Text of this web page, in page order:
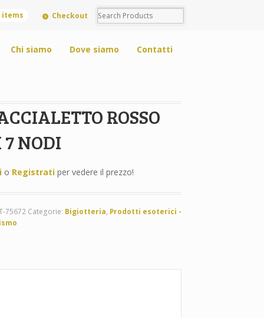
items Checkout
Chi siamo Dove siamo Contatti
ROSSO
7 NODI
o Registratiper vedere il prezzo!
75672 Categorie: Bigiotteria, Prodotti esoterici -